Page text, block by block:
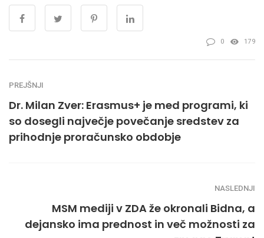
0 179
PREJŠNJI
Dr. Milan Zver: Erasmus+ je med programi, ki
so dosegli največje povečanje sredstev za
prihodnje proračunsko obdobje
NASLEDNJI
MSM mediji v ZDA že okronali Bidna, a
dejansko ima prednost in več možnosti za